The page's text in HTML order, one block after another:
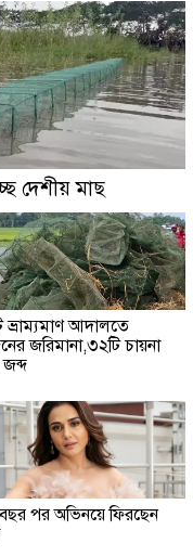
দেশীয় মাছ
ভ্রাম্যমাণ আদালতে
জরিমানা,৩২টি চায়না
পর অভিনয়ে ফিরছেন